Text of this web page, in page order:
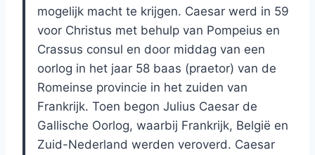
mogelijk macht te krijgen. Caesar werd in 59
voor Christus met behulp van Pompeius en
Crassus consul en door middag van een
oorlog in het jaar 58 baas (praetor) van de
Romeinse provincie in het zuiden van
Frankrijk. Toen begon Julius Caesar de
Gallische Oorlog, waarbij Frankrijk, België en
Zuid-Nederland werden veroverd. Caesar